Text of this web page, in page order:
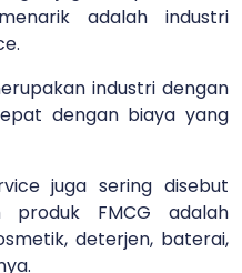
adalah industri
industri dengan
dengan biaya yang
juga sering disebut
produk FMCG adalah
deterjen, baterai,